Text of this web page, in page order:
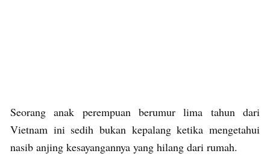
Seorang anak perempuan berumur lima tahun dari
Vietnam ini sedih bukan kepalang ketika mengetahui
nasib anjing kesayangannya yang hilang dari rumah.